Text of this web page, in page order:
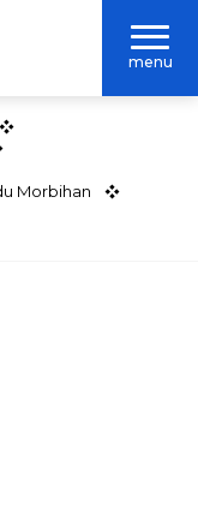
menu
Morbihan